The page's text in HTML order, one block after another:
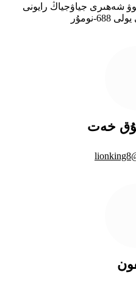
شەھىرى جياۋجياڭ رايونى
نومۇر
خەت